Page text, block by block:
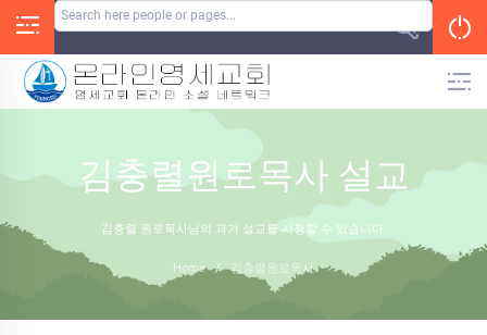
김충렬원로목사 설교
김충렬 원로목사님의 과거 설교를 시청할 수 있습니다.
Home / 김충렬원로목사